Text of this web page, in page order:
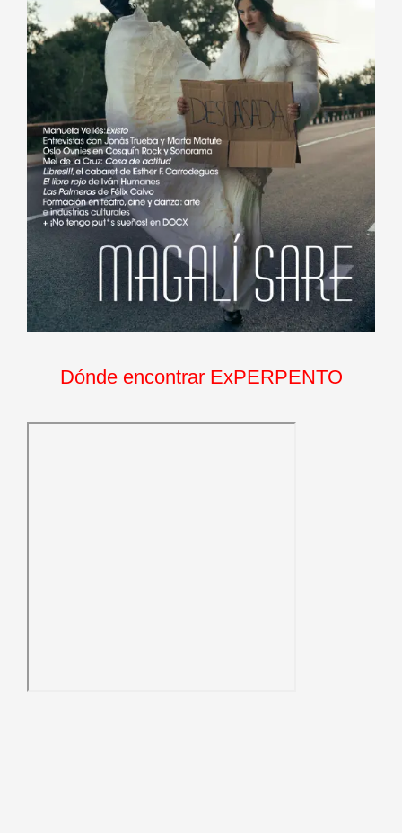
Dónde encontrar ExPERPENTO